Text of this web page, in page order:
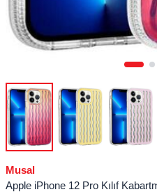
Musal
Apple iPhone 12 Pro Kılıf